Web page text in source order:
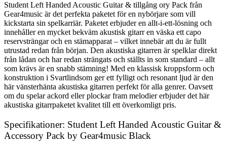
Student Left Handed Acoustic Guitar & tillgång ory Pack från
Gear4music är det perfekta paketet för en nybörjare som vill
kickstarta sin spelkarriär. Paketet erbjuder en allt-i-ett-lösning och
innehåller en mycket bekväm akustisk gitarr en väska ett capo
reservsträngar och en stämapparat – vilket innebär att du är fullt
utrustad redan från början. Den akustiska gitarren är spelklar direkt
från lådan och har redan strängats och ställts in som standard – allt
som krävs är en snabb stämning! Med en klassisk kroppsform och
konstruktion i Svartlindsom ger ett fylligt och resonant ljud är den
här vänsterhänta akustiska gitarren perfekt för alla genrer. Oavsett
om du spelar ackord eller plockar fram melodier erbjuder det här
akustiska gitarrpaketet kvalitet till ett överkomligt pris.
Specifikationer: Student Left Handed Acoustic Guitar &
Accessory Pack by Gear4music Black